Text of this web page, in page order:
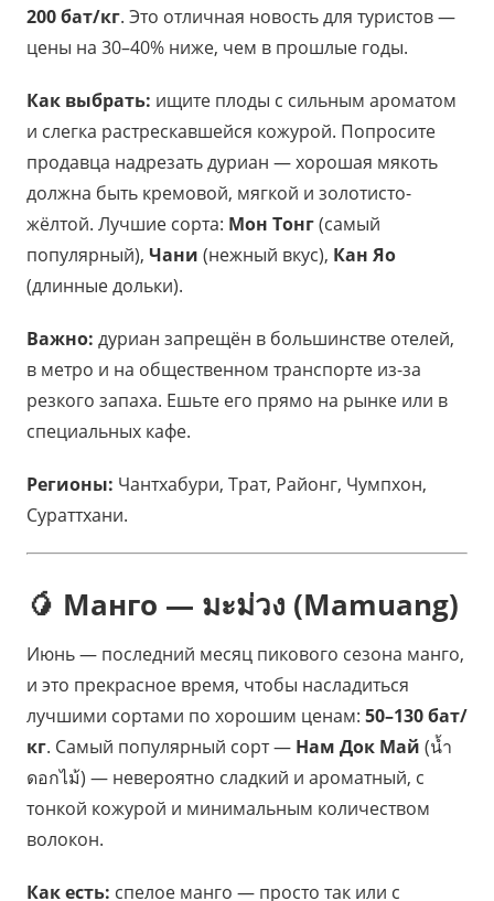
200 бат/кг. Это отличная новость для туристов —
цены на 30–40% ниже, чем в прошлые годы.
Как выбрать: ищите плоды с сильным ароматом
и слегка растрескавшейся кожурой. Попросите
продавца надрезать дуриан — хорошая мякоть
должна быть кремовой, мягкой и золотисто-
жёлтой. Лучшие сорта: Мон Тонг(самый
популярный), Чани (нежный вкус), Кан Яо
(длинные дольки).
Важно: дуриан запрещён в большинстве отелей,
в метро и на общественном транспорте из-за
резкого запаха. Ешьте его прямо на рынке или в
специальных кафе.
Регионы: Чантхабури, Трат, Районг, Чумпхон,
Сураттхани.
🥭 Манго — มะม่วง (Mamuang)
Июнь — последний месяц пикового сезона манго,
и это прекрасное время, чтобы насладиться
лучшими сортами по хорошим ценам: 50–130 бат/
кг. Самый популярный сорт — Нам Док Май (น้ำ
ดอกไม้) — невероятно сладкий и ароматный, с
тонкой кожурой и минимальным количеством
волокон.
Как есть: спелое манго — просто так или с